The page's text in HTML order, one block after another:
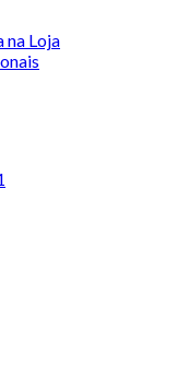
na Loja